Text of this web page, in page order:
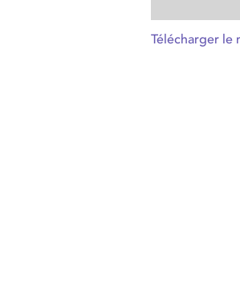
Télécharger le